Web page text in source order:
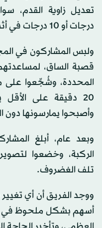
درجات أو 10 درجات في أثناء المشي.
ولبس المشاركون في
قصبة الساق،
المحددة، وشُجِّعوا على
20 دقيقة على
وأصبحوا يمارسونها دون
وبعد عام، أبلغ
الركبة، وخضعوا
تلف الغضروف.
ووجد الفريق أن أي
أسهم بشكل ملحوظ في